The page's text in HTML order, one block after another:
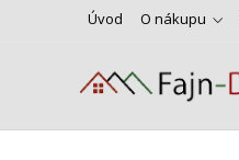
Úvod O nákupu